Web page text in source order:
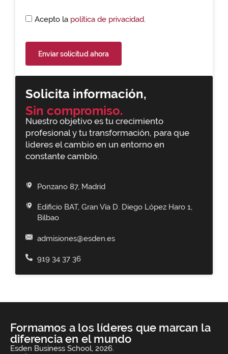
Solicita información,
Sin compromiso.
Nuestro objetivo es tu crecimiento
profesional y tu transformación, para que
lideres el cambio en un entorno en
constante cambio.
Ponzano 87, Madrid
Edificio BAT, Gran Vía D. Diego López Haro 1,
Bilbao
admisiones@esden.es
919 34 37 36
Acepto la política de privacidad.
Enviar solicitud ahora
Formamos a los líderes que marcan la
diferencia en el mundo
Esden Business School, 2026.